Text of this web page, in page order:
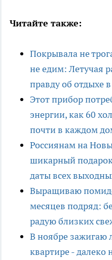
Читайте также:
Покрывала не
не едим: Летучая
правду об отдыхе
Этот прибор
энергии, как 60
почти в каждом
Россиянам на
шикарный
даты всех
Выращиваю
месяцев подряд:
радую близких
В ноябре зажигаю
квартире - далеко